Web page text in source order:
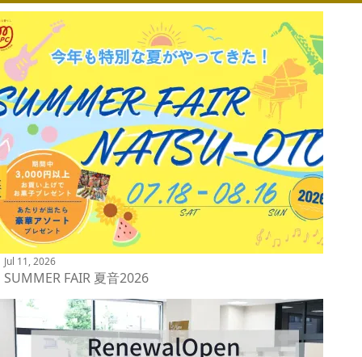
Jul 11, 2026
SUMMER FAIR 夏音2026